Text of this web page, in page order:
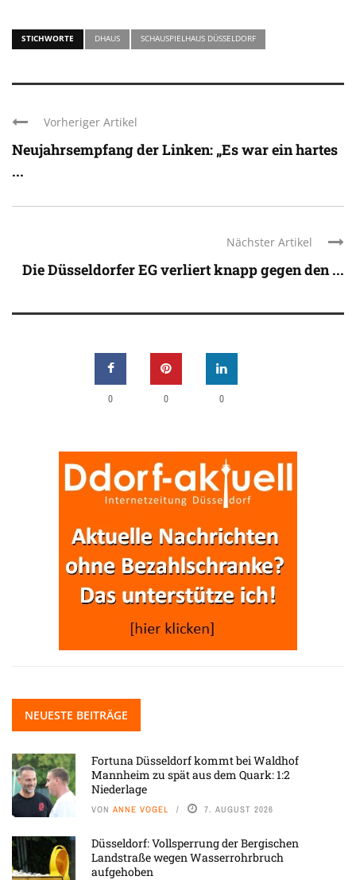
STICHWORTE DHAUS SCHAUSPIELHAUS DÜSSELDORF
Vorheriger Artikel
Neujahrsempfang der Linken: „Es war ein hartes
...
Nächster Artikel
Die Düsseldorfer EG verliert knapp gegen den ...
0 0 0
NEUESTE BEITRÄGE
Fortuna Düsseldorf kommt bei Waldhof
Mannheim zu spät aus dem Quark: 1:2
Niederlage
VON ANNE VOGEL 7. AUGUST 2026
Düsseldorf: Vollsperrung der Bergischen
Landstraße wegen Wasserrohrbruch
aufgehoben